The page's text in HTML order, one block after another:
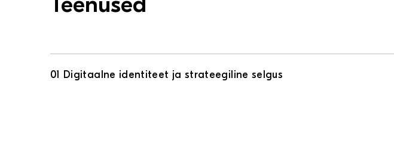
Teenused
01 Digitaalne identiteet ja strateegiline selgus